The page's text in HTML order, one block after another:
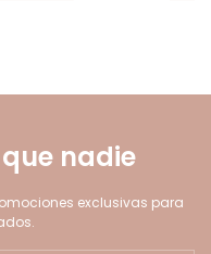
nadie
exclusivas para